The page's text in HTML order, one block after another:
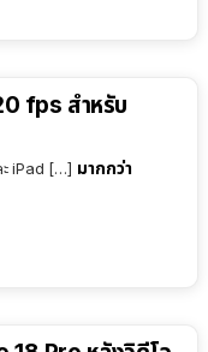
fps สำหรับ
ะ iPad […] มากกว่า